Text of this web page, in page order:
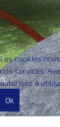
Les cookies
nos services.
autorisez à
Ok